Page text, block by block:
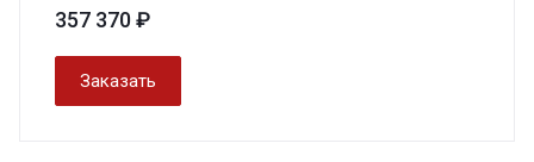
357 370 ₽
Заказать